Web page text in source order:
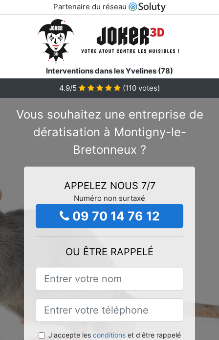
Partenaire du réseau
Interventions dans les Yvelines (78)
4.9/5
(110 votes)
Vous souhaitez une entreprise de
dératisation à Montigny-le-
Bretonneux ?
APPELEZ NOUS 7/7
Numéro non surtaxé
09 70 14 76 12
OU ÊTRE RAPPELÉ
J'accepte les conditionset d'être rappelé